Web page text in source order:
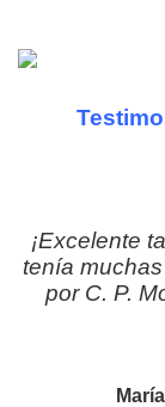
¡Excelente
tenía
por C. P.